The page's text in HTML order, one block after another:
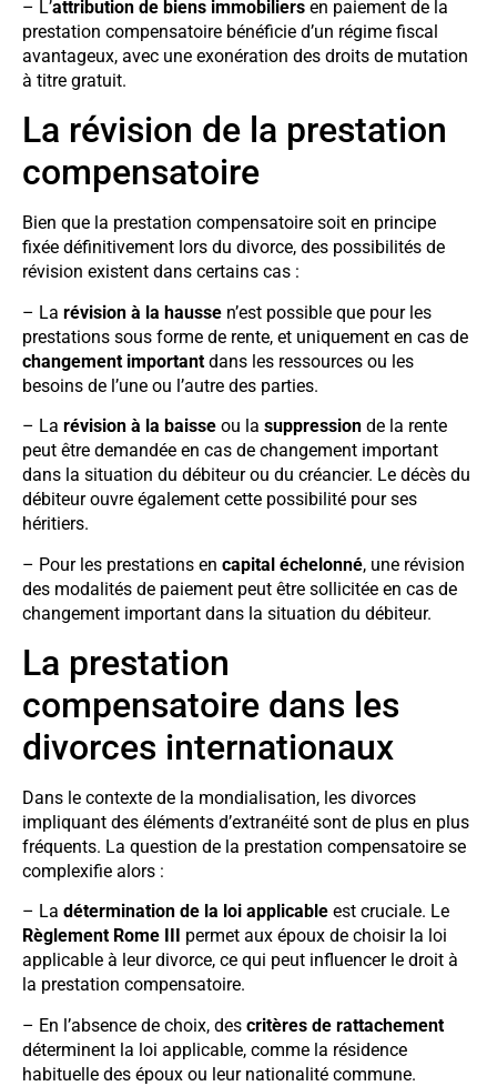
– L’attribution de biens immobiliers en paiement de la
prestation compensatoire bénéficie d’un régime fiscal
avantageux, avec une exonération des droits de mutation
à titre gratuit.
La révision de la prestation
compensatoire
Bien que la prestation compensatoire soit en principe
fixée définitivement lors du divorce, des possibilités de
révision existent dans certains cas :
– La révision à la hausse n’est possible que pour les
prestations sous forme de rente, et uniquement en cas de
changement important dans les ressources ou les
besoins de l’une ou l’autre des parties.
– La révision à la baisse ou la suppression de la rente
peut être demandée en cas de changement important
dans la situation du débiteur ou du créancier. Le décès du
débiteur ouvre également cette possibilité pour ses
héritiers.
– Pour les prestations en capital échelonné, une révision
des modalités de paiement peut être sollicitée en cas de
changement important dans la situation du débiteur.
La prestation
compensatoire dans les
divorces internationaux
Dans le contexte de la mondialisation, les divorces
impliquant des éléments d’extranéité sont de plus en plus
fréquents. La question de la prestation compensatoire se
complexifie alors :
– La détermination de la loi applicable est cruciale. Le
Règlement Rome III
permet aux époux de choisir la loi
applicable à leur divorce, ce qui peut influencer le droit à
la prestation compensatoire.
– En l’absence de choix, des critères de rattachement
déterminent la loi applicable, comme la résidence
habituelle des époux ou leur nationalité commune.